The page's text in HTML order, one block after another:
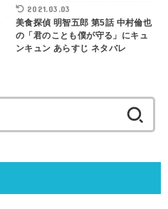
2021.03.03
美食探偵 明智五郎 第5話 中村倫也
の「君のことも僕が守る」にキュ
ンキュン あらすじ ネタバレ
索: